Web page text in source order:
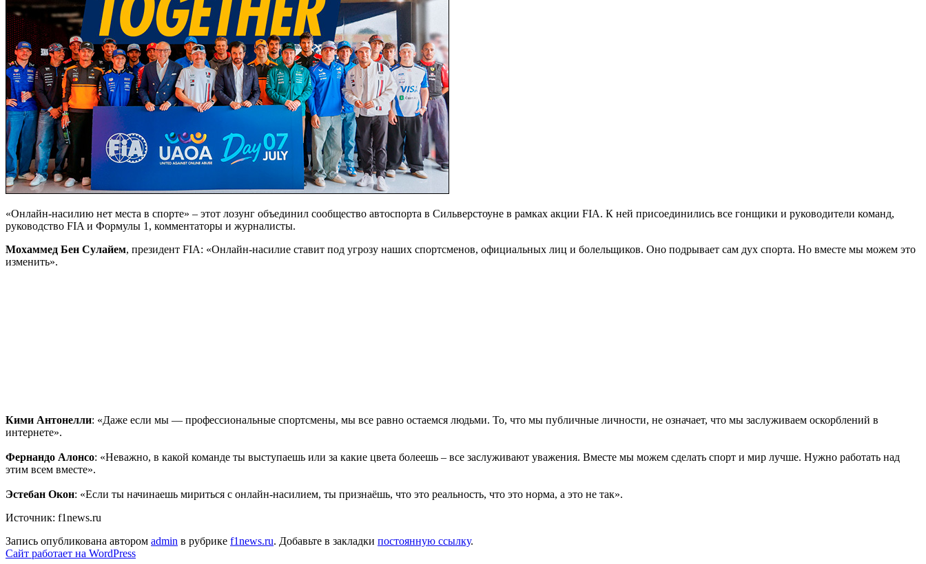
«Онлайн-насилию нет места в спорте» – этот лозунг объединил сообщество автоспорта в Сильверстоуне в рамках акции FIA. К ней присоединились все гонщики и руководители команд,
руководство FIA и Формулы 1, комментаторы и журналисты.
Мохаммед Бен Сулайем, президент FIA: «Онлайн-насилие ставит под угрозу наших спортсменов, официальных лиц и болельщиков. Оно подрывает сам дух спорта. Но вместе мы можем это
изменить».
Кими Антонелли: «Даже если мы — профессиональные спортсмены, мы все равно остаемся людьми. То, что мы публичные личности, не означает, что мы заслуживаем оскорблений в
интернете».
Фернандо Алонсо: «Неважно, в какой команде ты выступаешь или за какие цвета болеешь – все заслуживают уважения. Вместе мы можем сделать спорт и мир лучше. Нужно работать над
этим всем вместе».
Эстебан Окон: «Если ты начинаешь мириться с онлайн-насилием, ты признаёшь, что это реальность, что это норма, а это не так».
Источник: f1news.ru
Запись опубликована автором admin в рубрике f1news.ru. Добавьте в закладки постоянную ссылку.
Сайт работает на WordPress